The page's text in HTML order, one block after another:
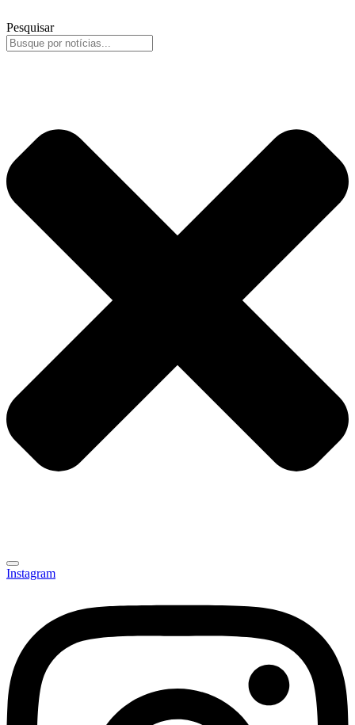
Pesquisar
Instagram